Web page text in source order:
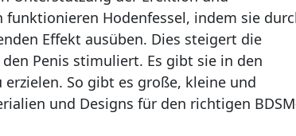
Hodenfessel, indem sie
Effekt ausüben. Dies steigert die
Penis stimuliert. Es gibt sie in den
So gibt es große, kleine und
und Designs für den richtigen